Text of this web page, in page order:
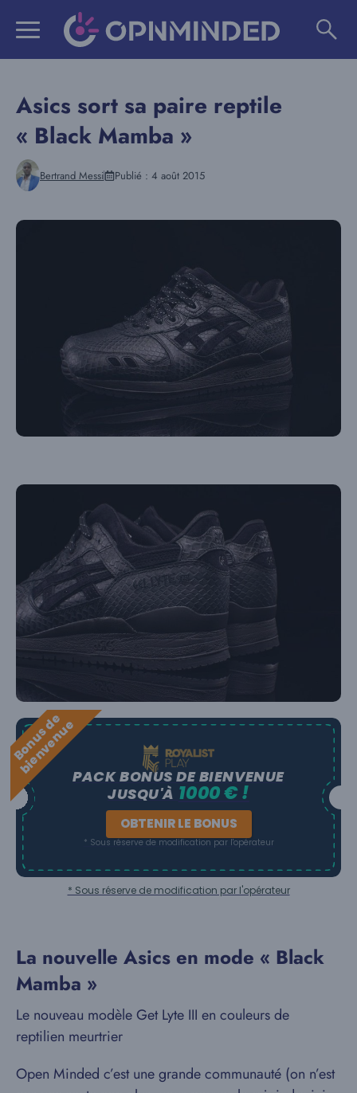
Asics sort sa paire reptile
« Black Mamba »
Bertrand Messi Publié : 4 août 2015
B
o
n
u
s
d
e
b
i
e
n
v
e
n
u
ePACK BONUS DE BIENVENUE
JUSQU'À 1000 € !
OBTENIR LE BONUS
* Sous réserve de modification par l'opérateur
* Sous réserve de modification par l'opérateur
La nouvelle Asics en mode « Black
Mamba »
Le nouveau modèle Get Lyte III en couleurs de
reptilien meurtrier
Open Minded c’est une grande communauté (on n’est